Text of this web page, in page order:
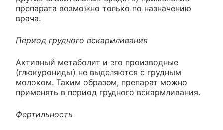
препарата возможно только по назначению
врача.
Период грудного вскармливания
Активный метаболит и его производные
(глюкурониды) не выделяются с грудным
молоком. Таким образом, препарат можно
применять в период грудного вскармливания.
Фертильность